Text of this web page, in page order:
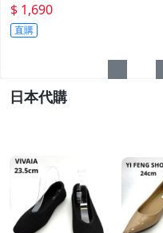
$ 1,690
直購
日本代購